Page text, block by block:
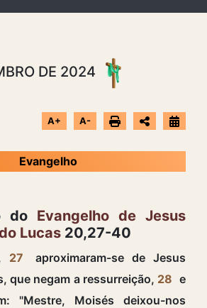
DE 2024
A+ A-
Evangelho
do Evangelho de Jesus
Lucas 20,27-40
27
aproximaram-se de Jesus
que negam a ressurreição, 28 e
"Mestre, Moisés deixou-nos